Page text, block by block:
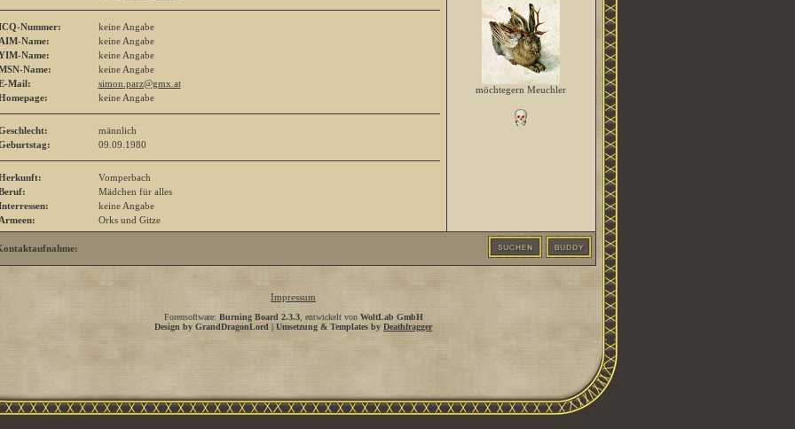
Nummer:
keine Angabe
Name:
keine Angabe
Name:
keine Angabe
Name:
keine Angabe
Mail:
simon.parz@gmx.at
keine Angabe
männlich
09.09.1980
Vomperbach
Mädchen für alles
keine Angabe
Orks und Gitze
möchtegern Meuchler
Impressum
Forensoftware: Burning Board 2.3.3, entwickelt von WoltLab GmbH
Design by GrandDragonLord | Umsetzung & Templates by Deathfragger